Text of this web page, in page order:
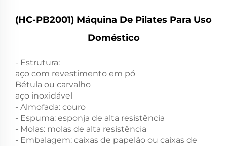
(HC-PB2001) Máquina De Pilates Para Uso
Doméstico
- Estrutura:
aço com revestimento em pó
Bétula ou carvalho
aço inoxidável
- Almofada: couro
- Espuma: esponja de alta resistência
- Molas: molas de alta resistência
- Embalagem: caixas de papelão ou caixas de